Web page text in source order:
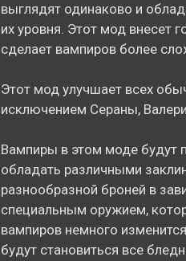
выглядят одинаково и
их уровня. Этот мод внесет
сделает вампиров более
Этот мод улучшает всех
исключением Сераны,
Вампиры в этом моде будут
обладать различными
разнообразной броней в
специальным оружием,
вампиров немного
будут становиться все